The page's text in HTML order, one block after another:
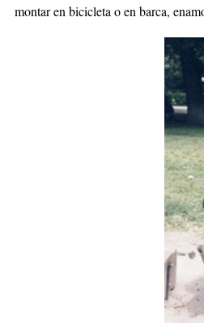
montar en bicicleta o en barca,